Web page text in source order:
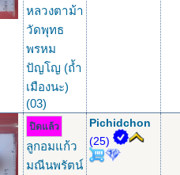
หลวงตาม้า
วัดพุทธ
พรหม
ปัญโญ (ถ้ำ
เมืองนะ)
(03)
ปิดแล้ว
ลูกอมแก้ว
มณีนพรัตน์
Pichidchon
(25)